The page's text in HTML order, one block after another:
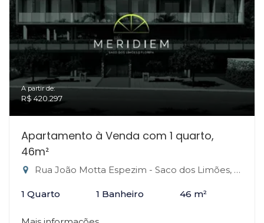
A partir de:
R$ 420.297
Apartamento à Venda com 1 quarto,
46m²
Rua João Motta Espezim - Saco dos Limões, Florianópolis-SC
1 Quarto 1 Banheiro 46 m²